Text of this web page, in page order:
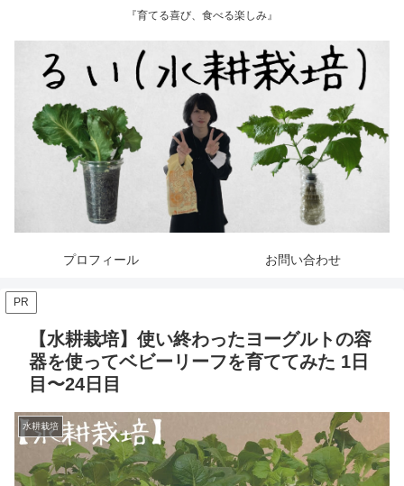
『育てる喜び、食べる楽しみ』
プロフィール お問い合わせ
PR
【水耕栽培】使い終わったヨーグルトの容
器を使ってベビーリーフを育ててみた 1日
目〜24日目
水耕栽培